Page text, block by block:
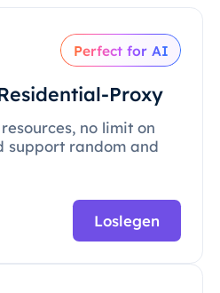
Perfect for AI
Proxy
no limit on
support random and
Loslegen